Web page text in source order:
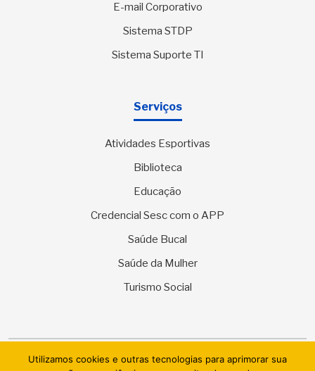
E-mail Corporativo
Sistema STDP
Sistema Suporte TI
Serviços
Atividades Esportivas
Biblioteca
Educação
Credencial Sesc com o APP
Saúde Bucal
Saúde da Mulher
Turismo Social
© 2026 SESC Sergipe - Serviço Social do Comércio. Todos os
Utilizamos cookies e outras tecnologias para aprimorar sua